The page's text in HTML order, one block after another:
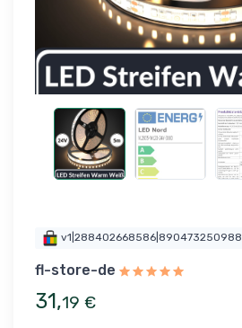
v1|288402668586|890473250988
fl-store-de
31,19 €